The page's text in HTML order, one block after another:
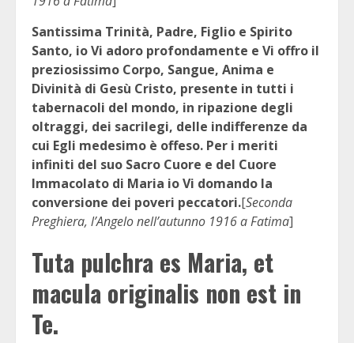
Santissima Trinità, Padre, Figlio e Spirito
Santo, io Vi adoro profondamente e Vi offro il
preziosissimo Corpo, Sangue, Anima e
Divinità di Gesù Cristo, presente in tutti i
tabernacoli del mondo, in ripazione degli
oltraggi, dei sacrilegi, delle indifferenze da
cui Egli medesimo è offeso. Per i meriti
infiniti del suo Sacro Cuore e del Cuore
Immacolato di Maria io Vi domando la
conversione dei poveri peccatori.[Seconda
Preghiera, l’Angelo nell’autunno 1916 a Fatima]
Tuta pulchra es Maria, et
macula originalis non est in
Te.